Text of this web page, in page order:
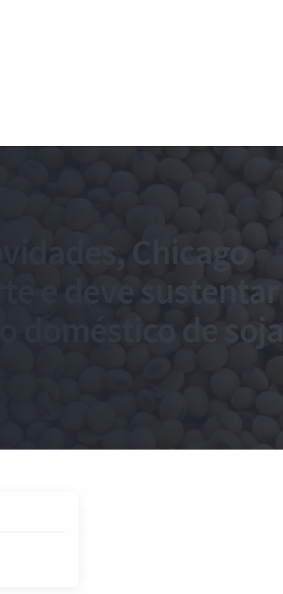
Chicago
e deve sustentar
doméstico de soja